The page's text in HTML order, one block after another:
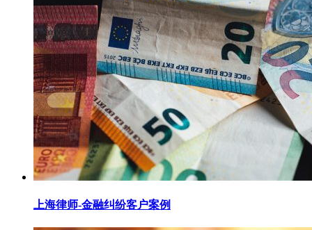
上海律师-金融纠纷客户案例